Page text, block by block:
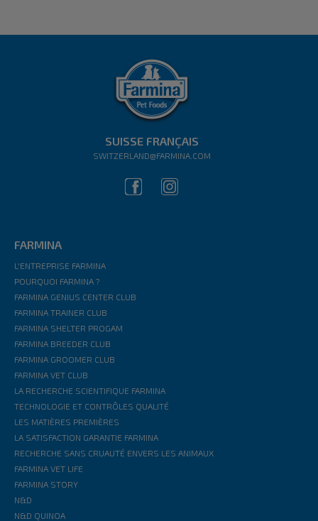
SUISSE FRANÇAIS
SWITZERLAND@FARMINA.COM
FARMINA
L'ENTREPRISE FARMINA
POURQUOI FARMINA ?
FARMINA GENIUS CENTER CLUB
FARMINA TRAINER CLUB
FARMINA SHELTER PROGAM
FARMINA BREEDER CLUB
FARMINA GROOMER CLUB
FARMINA VET CLUB
LA RECHERCHE SCIENTIFIQUE FARMINA
TECHNOLOGIE ET CONTRÔLES QUALITÉ
LES MATIÈRES PREMIÈRES
LA SATISFACTION GARANTIE FARMINA
RECHERCHE SANS CRUAUTÉ ENVERS LES ANIMAUX
FARMINA VET LIFE
FARMINA STORY
N&D
N&D QUINOA